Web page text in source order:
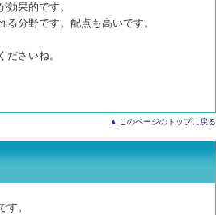
果的です。
分野です。配点も高いです。
さいね。
このページのトップに戻る
。